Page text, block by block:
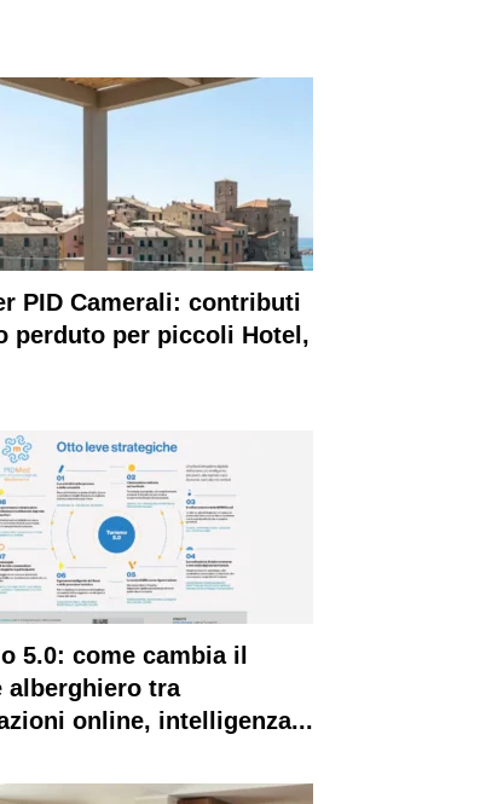
PID Camerali: contributi
perduto per piccoli Hotel,
5.0: come cambia il
alberghiero tra
online, intelligenza...